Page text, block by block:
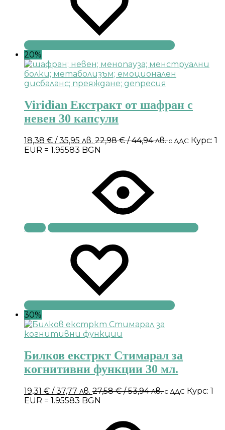
20%
Viridian Екстракт от шафран с
невен 30 капсули
18,38 € / 35,95 лв. 22,98€/ 44,94 лв.с ДДС Курс: 1
EUR = 1.95583 BGN
Купи
30%
Билков екстркт Стимарал за
когнитивни функции 30 мл.
19,31 € / 37,77 лв. 27,58€/ 53,94 лв.с ДДС Курс: 1
EUR = 1.95583 BGN